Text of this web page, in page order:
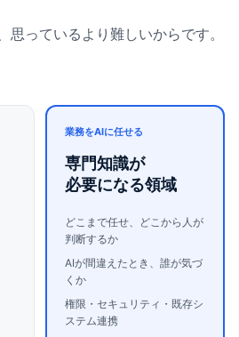
思っているより難しいからです。
業務をAIに任せる
専門知識が
必要になる領域
どこまで任せ、どこから人が
判断するか
AIが間違えたとき、誰が気づ
くか
権限・セキュリティ・既存シ
ステム連携